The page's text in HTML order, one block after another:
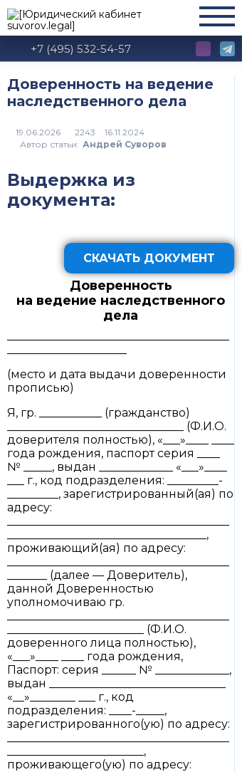
+7 (495) 532-54-57
Доверенность на ведение
наследственного дела
2243
Автор статьи: Андрей Суворов
Выдержка из
документа:
СКАЧАТЬ ДОКУМЕНТ
Доверенность
на ведение наследственного
дела
(место и дата выдачи доверенности
прописью)
Я, гр. ___________ (гражданство)
_______________________________ (Ф.И.О.
доверителя полностью), «___»____ ____
года рождения, паспорт серия ____
№ _____, выдан _____________ «___»____
___ г., код подразделения: _________-
_________, зарегистрированный(ая) по
адресу:
___________________________________,
проживающий(ая) по адресу:
_______ (далее — Доверитель),
данной Доверенностью
уполномочиваю гр.
________________________ (Ф.И.О.
доверенного лица полностью),
«___»____ ____ года рождения,
Паспорт: серия ______ № _____________,
выдан _______________________________
«__»________ ___ г., код
подразделения: ____-_____,
зарегистрированного(ую) по адресу:
________________________,
проживающего(ую) по адресу: